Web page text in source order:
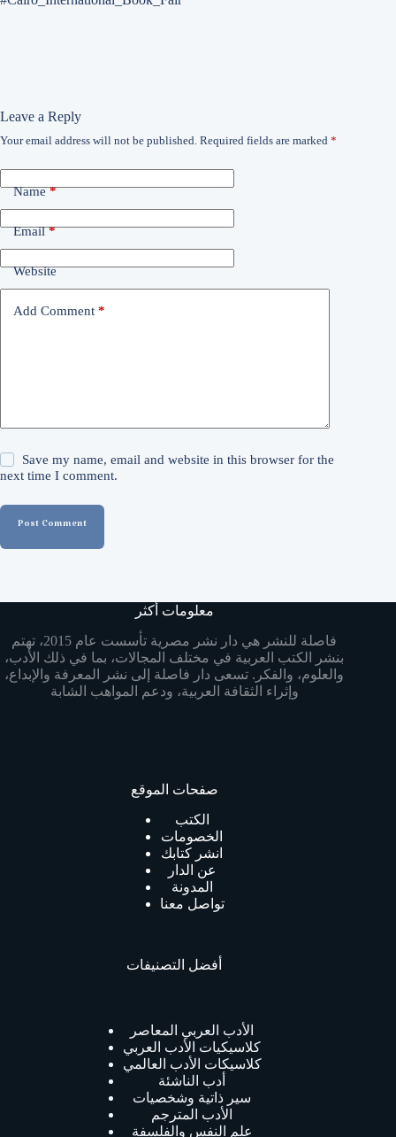
Leave a Reply
Your email address will not be published. Required fields are marked *
Name*
Email*
Website
Add Comment *
Save my name, email and website in this browser for the
next time I comment.
Post Comment
معلومات أكثر
فاصلة للنشر هي دار نشر مصرية تأسست عام 2015، تهتم
بنشر الكتب العربية في مختلف المجالات، بما في ذلك الأدب،
والعلوم، والفكر. تسعى دار فاصلة إلى نشر المعرفة والإبداع،
وإثراء الثقافة العربية، ودعم المواهب الشابة
صفحات الموقع
الكتب
الخصومات
انشر كتابك
عن الدار
المدونة
تواصل معنا
أفضل التصنيفات
الأدب العربي المعاصر
كلاسيكيات الأدب العربي
كلاسيكات الأدب العالمي
أدب الناشئة
سير ذاتية وشخصيات
الأدب المترجم
علم النفس والفلسفة